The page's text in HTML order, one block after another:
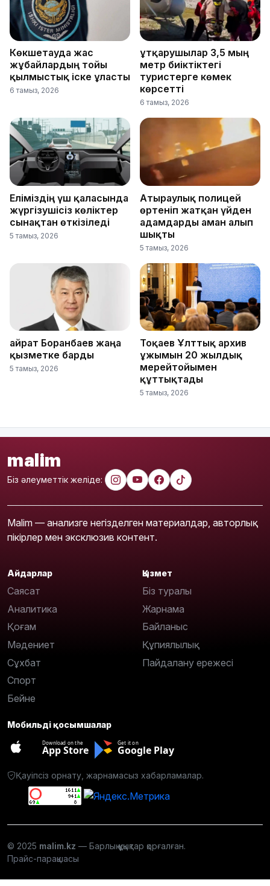
Көкшетауда жас
жұбайлардың тойы
қылмыстық іске ұласты
6 тамыз, 2026
Құтқарушылар 3,5 мың
метр биіктіктегі
туристерге көмек
көрсетті
6 тамыз, 2026
Еліміздің үш қаласында
жүргізушісіз көліктер
сынақтан өткізіледі
5 тамыз, 2026
Атыраулық полицей
өртеніп жатқан үйден
адамдарды аман алып
шықты
5 тамыз, 2026
Қайрат Боранбаев жаңа
қызметке барды
5 тамыз, 2026
Тоқаев Ұлттық архив
ұжымын 20 жылдық
мерейтойымен
құттықтады
5 тамыз, 2026
malim
Біз әлеуметтік желіде:
Malim — анализге негізделген материалдар, авторлық
пікірлер мен эксклюзив контент.
Айдарлар
Саясат
Аналитика
Қоғам
Мәдениет
Сұхбат
Спорт
Бейне
Қызмет
Біз туралы
Жарнама
Байланыс
Құпиялылық
Пайдалану ережесі
Мобильді қосымшалар
Download on the
App Store
Get it on
Google Play
Қауіпсіз орнату, жарнамасыз хабарламалар.
© 2025 malim.kz — Барлық құқықтар қорғалған.
Прайс-парақшасы